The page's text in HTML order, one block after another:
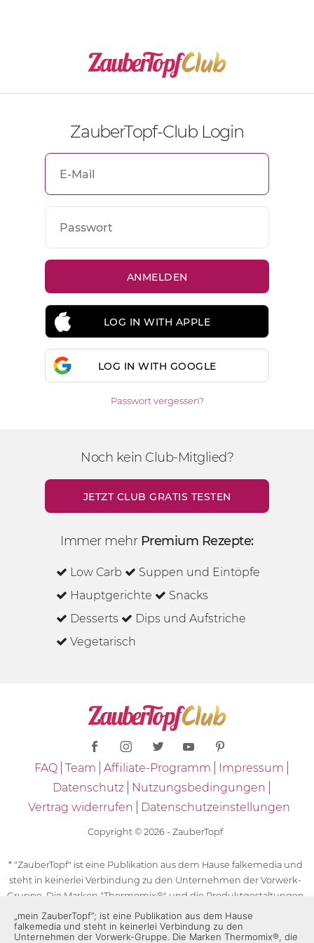
ZauberTopf-Club Login
LOG IN WITH APPLE
LOG IN WITH GOOGLE
Passwort vergessen?
Noch kein Club-Mitglied?
JETZT CLUB GRATIS TESTEN
Immer mehr Premium Rezepte:
Low Carb
Suppen und Eintöpfe
Hauptgerichte
Snacks
Desserts
Dips und Aufstriche
Vegetarisch
FAQ Team Affiliate-Programm
Impressum
Datenschutz
Nutzungsbedingungen
Vertrag widerrufen
Datenschutzeinstellungen
Copyright © 2026 - ZauberTopf
* "ZauberTopf" ist eine Publikation aus dem Hause falkemedia und
steht in keinerlei Verbindung zu den Unternehmen der Vorwerk-
Gruppe. Die Marken "Thermomix®" und die Produktgestaltungen
des "Thermomix®" sind eingetragene Marken der Unternehmen
der Vorwerk-Gruppe. Die Marken Thermomix®, die Zeichen TM5®,
„mein ZauberTopf”; ist eine Publikation aus dem Hause
falkemedia und steht in keinerlei Verbindung zu den
Unternehmen der Vorwerk-Gruppe. Die Marken Thermomix®, die